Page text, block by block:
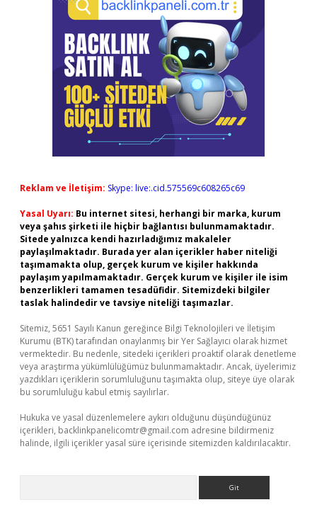
Reklam ve İletişim: Skype: live:.cid.575569c608265c69
Yasal Uyarı: Bu internet sitesi, herhangi bir marka, kurum
veya şahıs şirketi ile hiçbir bağlantısı bulunmamaktadır.
Sitede yalnızca kendi hazırladığımız makaleler
paylaşılmaktadır. Burada yer alan içerikler haber niteliği
taşımamakta olup, gerçek kurum ve kişiler hakkında
paylaşım yapılmamaktadır. Gerçek kurum ve kişiler ile isim
benzerlikleri tamamen tesadüfidir. Sitemizdeki bilgiler
taslak halindedir ve tavsiye niteliği taşımazlar.
Sitemiz, 5651 Sayılı Kanun gereğince Bilgi Teknolojileri ve İletişim
Kurumu (BTK) tarafından onaylanmış bir Yer Sağlayıcı olarak hizmet
vermektedir. Bu nedenle, sitedeki içerikleri proaktif olarak denetleme
veya araştırma yükümlülüğümüz bulunmamaktadır. Ancak, üyelerimiz
yazdıkları içeriklerin sorumluluğunu taşımakta olup, siteye üye olarak
bu sorumluluğu kabul etmiş sayılırlar.
Hukuka ve yasal düzenlemelere aykırı olduğunu düşündüğünüz
içerikleri, backlinkpanelicomtr@gmail.com adresine bildirmeniz
halinde, ilgili içerikler yasal süre içerisinde sitemizden kaldırılacaktır.